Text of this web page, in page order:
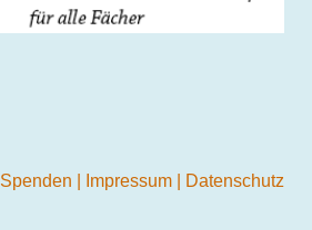
Spenden Impressum Datenschutz